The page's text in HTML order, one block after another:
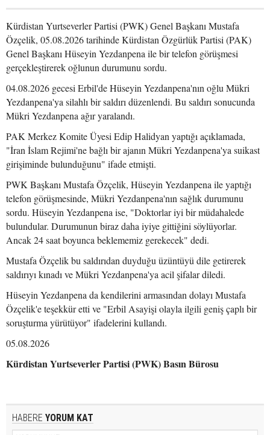
Kürdistan Yurtseverler Partisi (PWK) Genel Başkanı Mustafa
Özçelik, 05.08.2026 tarihinde Kürdistan Özgürlük Partisi (PAK)
Genel Başkanı Hüseyin Yezdanpena ile bir telefon görüşmesi
gerçekleştirerek oğlunun durumunu sordu.
04.08.2026 gecesi Erbil'de Hüseyin Yezdanpena'nın oğlu Mükri
Yezdanpena'ya silahlı bir saldırı düzenlendi. Bu saldırı sonucunda
Mükri Yezdanpena ağır yaralandı.
PAK Merkez Komite Üyesi Edip Halidyan yaptığı açıklamada,
"İran İslam Rejimi'ne bağlı bir ajanın Mükri Yezdanpena'ya suikast
girişiminde bulunduğunu" ifade etmişti.
PWK Başkanı Mustafa Özçelik, Hüseyin Yezdanpena ile yaptığı
telefon görüşmesinde, Mükri Yezdanpena'nın sağlık durumunu
sordu. Hüseyin Yezdanpena ise, "Doktorlar iyi bir müdahalede
bulundular. Durumunun biraz daha iyiye gittiğini söylüyorlar.
Ancak 24 saat boyunca beklememiz gerekecek" dedi.
Mustafa Özçelik bu saldırıdan duyduğu üzüntüyü dile getirerek
saldırıyı kınadı ve Mükri Yezdanpena'ya acil şifalar diledi.
Hüseyin Yezdanpena da kendilerini armasından dolayı Mustafa
Özçelik'e teşekkür etti ve "Erbil Asayişi olayla ilgili geniş çaplı bir
soruşturma yürütüyor" ifadelerini kullandı.
05.08.2026
Kürdistan Yurtseverler Partisi (PWK) Basın Bürosu
HABERE YORUM KAT